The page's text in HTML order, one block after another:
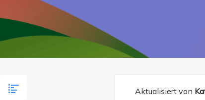
Aktualisiert von